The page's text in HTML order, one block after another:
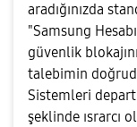
aradığınızda
"Samsung
güvenlik
talebimin
Sistemleri
şeklinde ısrarcı